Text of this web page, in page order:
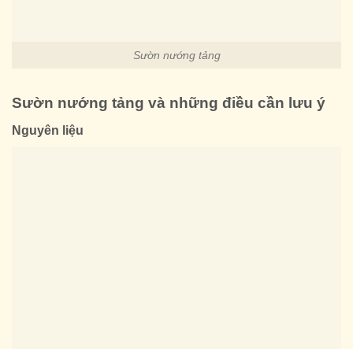
Sườn nướng tảng
Sườn nướng tảng và những điều cần lưu ý
Nguyên liệu